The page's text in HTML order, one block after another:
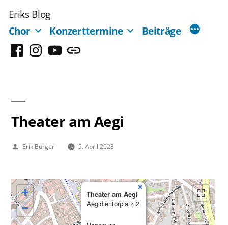
Inhalt
springen
Eriks Blog
Chor
Konzerttermine Beiträge
FacebookInstagram
YouTubeMastodon
Theater am Aegi
Veröffentlicht
Erik Burger 5. April 2023
Theater am Aegi
Aegidientorplatz 2
×
+
−